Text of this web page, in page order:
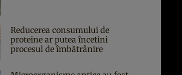
Reducerea consumului de
proteine ar putea încetini
procesul de îmbătrânire